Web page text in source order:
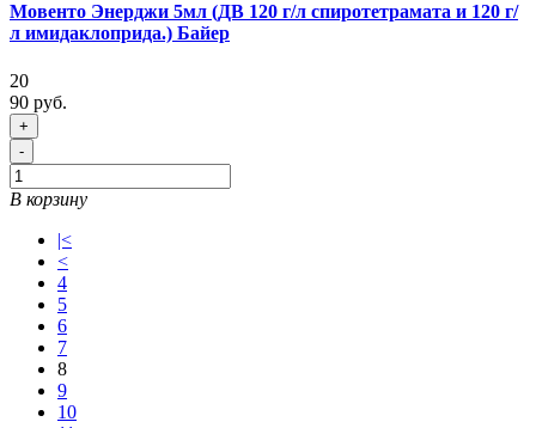
Мовенто Энерджи 5мл (ДВ 120 г/л спиротетрамата и 120 г/
л имидаклоприда.) Байер
20
90 руб.
+
-
В корзину
|<
<
4
5
6
7
8
9
10